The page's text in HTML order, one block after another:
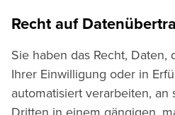
Recht auf
Sie haben das Recht,
Ihrer Einwilligung oder in
automatisiert verarbeiten, an